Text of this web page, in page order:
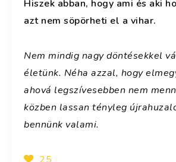
Hiszek abban, hogy ami és aki
azt nem söpörheti el a vihar.
Nem mindig nagy döntésekkel
életünk. Néha azzal, hogy
ahová legszívesebben nem
közben lassan tényleg
bennünk valami.